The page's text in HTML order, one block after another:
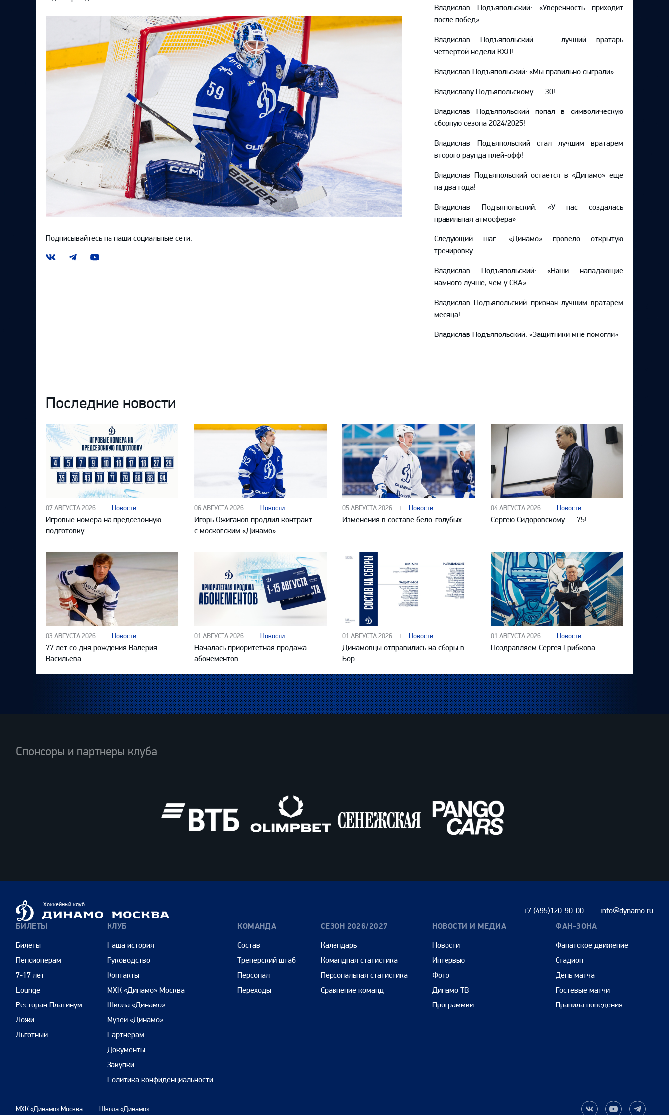
Северсталь
ЦСКА
Шанхайские Драконы
Барыс
Салават Юлаев
Сибирь
Подписывайтесь на наши социальные сети:
Наша
Наш
Наш
Владислав Подъяпольский: «Уверенность приходит
после побед»
Владислав Подъяпольский — лучший вратарь
четвертой недели КХЛ!
Владислав Подъяпольский: «Мы правильно сыграли»
Владиславу Подъяпольскому — 30!
Владислав Подъяпольский попал в символическую
сборную сезона 2024/2025!
Владислав Подъяпольский стал лучшим вратарем
второго раунда плей-офф!
Владислав Подъяпольский остается в «Динамо» еще
на два года!
Владислав Подъяпольский: «У нас создалась
правильная атмосфера»
Следующий шаг. «Динамо» провело открытую
тренировку
Владислав Подъяпольский: «Наши нападающие
намного лучше, чем у СКА»
Владислав Подъяпольский признан лучшим вратарем
месяца!
Владислав Подъяпольский: «Защитники мне помогли»
Последние новости
07 АВГУСТА 2026 Новости
Игровые номера на предсезонную
подготовку
06 АВГУСТА 2026 Новости
Игорь Ожиганов продлил контракт
с московским «Динамо»
05 АВГУСТА 2026 Новости
Изменения в составе бело-голубых
04 АВГУСТА 2026 Новости
Сергею Сидоровскому — 75!
03 АВГУСТА 2026 Новости
77 лет со дня рождения Валерия
Васильева
01 АВГУСТА 2026 Новости
Началась приоритетная продажа
абонементов
01 АВГУСТА 2026 Новости
Динамовцы отправились на сборы в
Бор
01 АВГУСТА 2026 Новости
Поздравляем Сергея Грибкова
Спонсоры и партнеры клуба
Динамо
Москва
Хоккейный клуб
+7 (495)120-90-00 info@dynamo.ru
БИЛЕТЫ
Билеты
Пенсионерам
7-17 лет
Lounge
Ресторан Платинум
Ложи
Льготный
КЛУБ
Наша история
Руководство
Контакты
МХК «Динамо» Москва
Школа «Динамо»
Музей «Динамо»
Партнерам
Документы
Закупки
Политика конфиденциальности
КОМАНДА
Состав
Тренерский штаб
Персонал
Переходы
СЕЗОН 2026/2027
Календарь
Командная статистика
Персональная статистика
Сравнение команд
НОВОСТИ И МЕДИА
Новости
Интервью
Фото
Динамо ТВ
Программки
ФАН-ЗОНА
Фанатское движение
Стадион
День матча
Гостевые матчи
Правила поведения
МХК «Динамо» Москва Школа «Динамо» Наша Наш Наш